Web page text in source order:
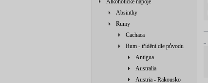
Alkoholické nápoje
Absinthy
Rumy
Cachaca
Rum - třídění dle původu
Antigua
Australia
Austria - Rakousko